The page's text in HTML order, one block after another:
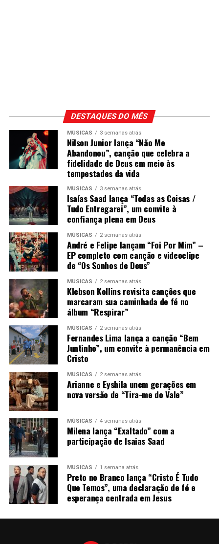
DESTAQUES DO MÊS
MÚSICAS 3 semanas atrás
Nilson Junior lança “Não Me
Abandonou”, canção que celebra a
fidelidade de Deus em meio às
tempestades da vida
MÚSICAS 3 semanas atrás
Isaías Saad lança “Todas as Coisas /
Tudo Entregarei”, um convite à
confiança plena em Deus
MÚSICAS 2 semanas atrás
André e Felipe lançam “Foi Por Mim” –
EP completo com canção e videoclipe
de “Os Sonhos de Deus”
MÚSICAS 2 semanas atrás
Klebson Kollins revisita canções que
marcaram sua caminhada de fé no
álbum “Respirar”
MÚSICAS 2 semanas atrás
Fernandes Lima lança a canção “Bem
Juntinho”, um convite à permanência em
Cristo
MÚSICAS 2 semanas atrás
Arianne e Eyshila unem gerações em
nova versão de “Tira-me do Vale”
MÚSICAS 4 semanas atrás
Milena lança “Exaltado” com a
participação de Isaias Saad
MÚSICAS 1 semana atrás
Preto no Branco lança “Cristo É Tudo
Que Temos”, uma declaração de fé e
esperança centrada em Jesus